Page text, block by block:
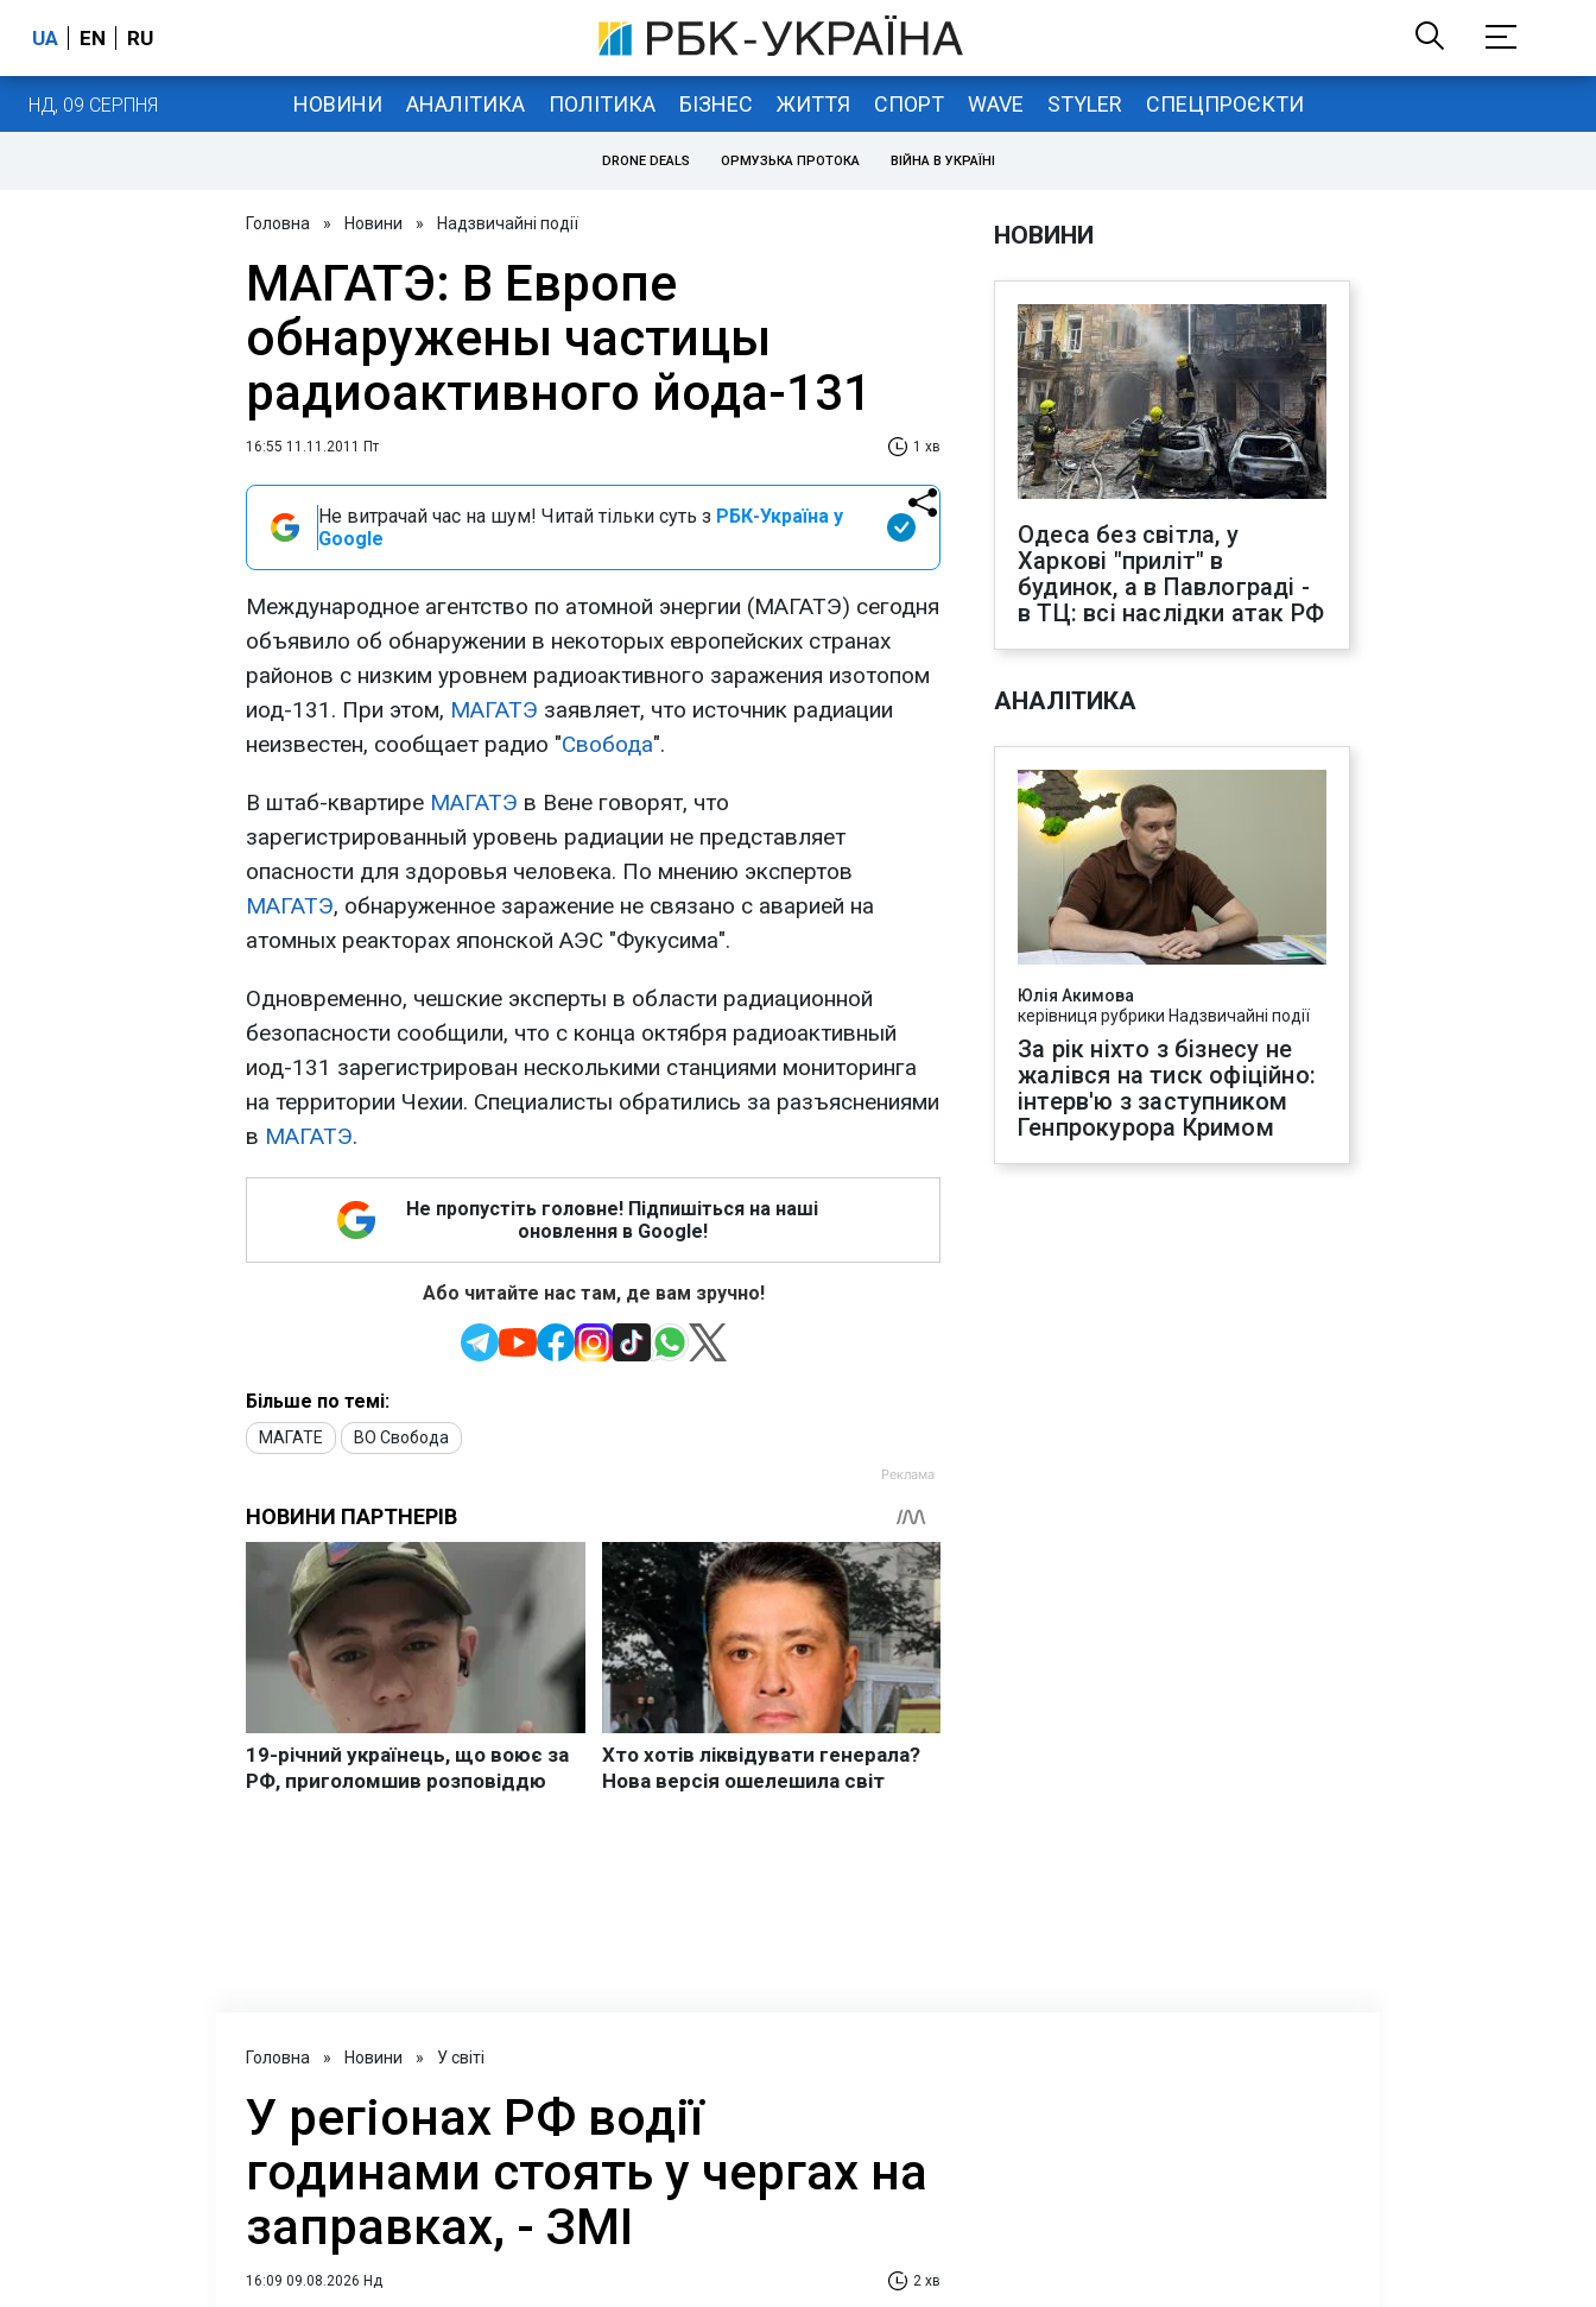
UA EN RU
НД, 09 СЕРПНЯ НОВИНИ АНАЛІТИКА ПОЛІТИКА БІЗНЕС ЖИТТЯ СПОРТ WAVE STYLER СПЕЦПРОЄКТИ
DRONE DEALS ОРМУЗЬКА ПРОТОКА ВІЙНА В УКРАЇНІ
Головна » Новини » Надзвичайні події
МАГАТЭ: В Европе
обнаружены частицы
радиоактивного йода-131
16:55 11.11.2011 Пт 1 хв
Не витрачай час на шум! Читай тільки суть з РБК-Україна у
Google
Международное агентство по атомной энергии (МАГАТЭ) сегодня
объявило об обнаружении в некоторых европейских странах
районов с низким уровнем радиоактивного заражения изотопом
иод-131. При этом, МАГАТЭ заявляет, что источник радиации
неизвестен, сообщает радио "Свобода".
В штаб-квартире МАГАТЭ в Вене говорят, что
зарегистрированный уровень радиации не представляет
опасности для здоровья человека. По мнению экспертов
МАГАТЭ, обнаруженное заражение не связано с аварией на
атомных реакторах японской АЭС "Фукусима".
Одновременно, чешские эксперты в области радиационной
безопасности сообщили, что с конца октября радиоактивный
иод-131 зарегистрирован несколькими станциями мониторинга
на территории Чехии. Специалисты обратились за разъяснениями
в МАГАТЭ.
Не пропустіть головне! Підпишіться на наші
оновлення в Google!
Або читайте нас там, де вам зручно!
Більше по темі:
МАГАТЕ ВО Свобода
НОВИНИ
Одеса без світла, у
Харкові "приліт" в
будинок, а в Павлограді -
в ТЦ: всі наслідки атак РФ
АНАЛІТИКА
Юлія Акимова
керівниця рубрики Надзвичайні події
За рік ніхто з бізнесу не
жалівся на тиск офіційно:
інтерв'ю з заступником
Генпрокурора Кримом
Головна » Новини » У світі
У регіонах РФ водії
годинами стоять у чергах на
заправках, - ЗМІ
16:09 09.08.2026 Нд 2 хв